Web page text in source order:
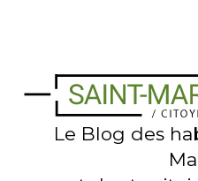
Le Blog des